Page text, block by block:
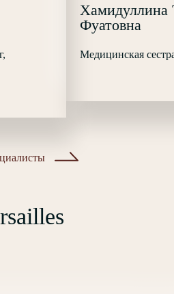
Хамидуллина
Фуатовна
Медицинская